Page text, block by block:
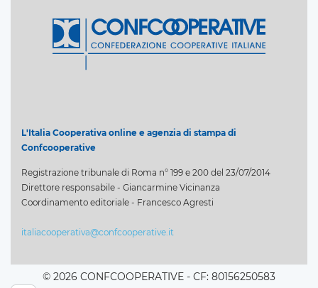
L'Italia Cooperativa online e agenzia di stampa di
Confcooperative
Registrazione tribunale di Roma n° 199 e 200 del 23/07/2014
Direttore responsabile - Giancarmine Vicinanza
Coordinamento editoriale - Francesco Agresti
italiacooperativa@confcooperative.it
© 2026 CONFCOOPERATIVE - CF: 80156250583